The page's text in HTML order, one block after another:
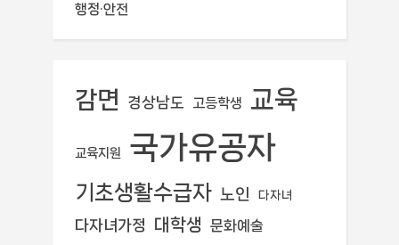
행정·안전
감면 경상남도 고등학생 교육
교육지원 국가유공자
기초생활수급자 노인 다자녀
다자녀가정 대학생 문화예술